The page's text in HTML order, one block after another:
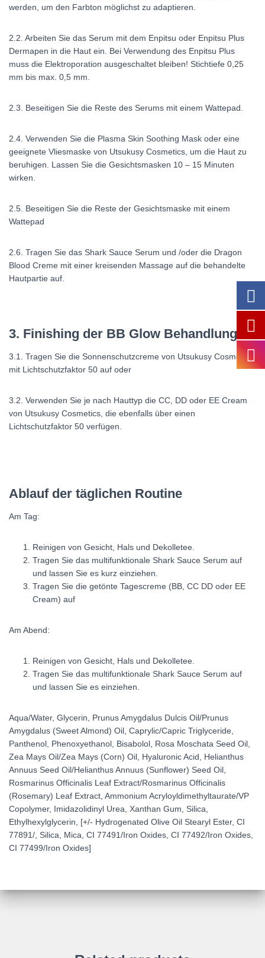
werden, um den Farbton möglichst zu adaptieren.
2.2. Arbeiten Sie das Serum mit dem Enpitsu oder Enpitsu Plus
Dermapen in die Haut ein. Bei Verwendung des Enpitsu Plus
muss die Elektroporation ausgeschaltet bleiben! Stichtiefe 0,25
mm bis max. 0,5 mm.
2.3. Beseitigen Sie die Reste des Serums mit einem Wattepad.
2.4. Verwenden Sie die Plasma Skin Soothing Mask oder eine
geeignete Vliesmaske von Utsukusy Cosmetics, um die Haut zu
beruhigen. Lassen Sie die Gesichtsmasken 10 – 15 Minuten
wirken.
2.5. Beseitigen Sie die Reste der Gesichtsmaske mit einem
Wattepad
2.6. Tragen Sie das Shark Sauce Serum und /oder die Dragon
Blood Creme mit einer kreisenden Massage auf die behandelte
Hautpartie auf.
3. Finishing der BB Glow Behandlung
3.1. Tragen Sie die Sonnenschutzcreme von Utsukusy Cosmetics
mit Lichtschutzfaktor 50 auf oder
3.2. Verwenden Sie je nach Hauttyp die CC, DD oder EE Cream
von Utsukusy Cosmetics, die ebenfalls über einen
Lichtschutzfaktor 50 verfügen.
Ablauf der täglichen Routine
Am Tag:
Reinigen von Gesicht, Hals und Dekolletee.
Tragen Sie das multifunktionale Shark Sauce Serum auf
und lassen Sie es kurz einziehen.
Tragen Sie die getönte Tagescreme (BB, CC DD oder EE
Cream) auf
Am Abend:
Reinigen von Gesicht, Hals und Dekolletee.
Tragen Sie das multifunktionale Shark Sauce Serum auf
und lassen Sie es einziehen.
Aqua/Water, Glycerin, Prunus Amygdalus Dulcis Oil/Prunus
Amygdalus (Sweet Almond) Oil, Caprylic/Capric Triglyceride,
Panthenol, Phenoxyethanol, Bisabolol, Rosa Moschata Seed Oil,
Zea Mays Oil/Zea Mays (Corn) Oil, Hyaluronic Acid, Helianthus
Annuus Seed Oil/Helianthus Annuus (Sunflower) Seed Oil,
Rosmarinus Officinalis Leaf Extract/Rosmarinus Officinalis
(Rosemary) Leaf Extract, Ammonium Acryloyldimethyltaurate/VP
Copolymer, Imidazolidinyl Urea, Xanthan Gum, Silica,
Ethylhexylglycerin, [+/- Hydrogenated Olive Oil Stearyl Ester, CI
77891/, Silica, Mica, CI 77491/Iron Oxides, CI 77492/Iron Oxides,
CI 77499/Iron Oxides]